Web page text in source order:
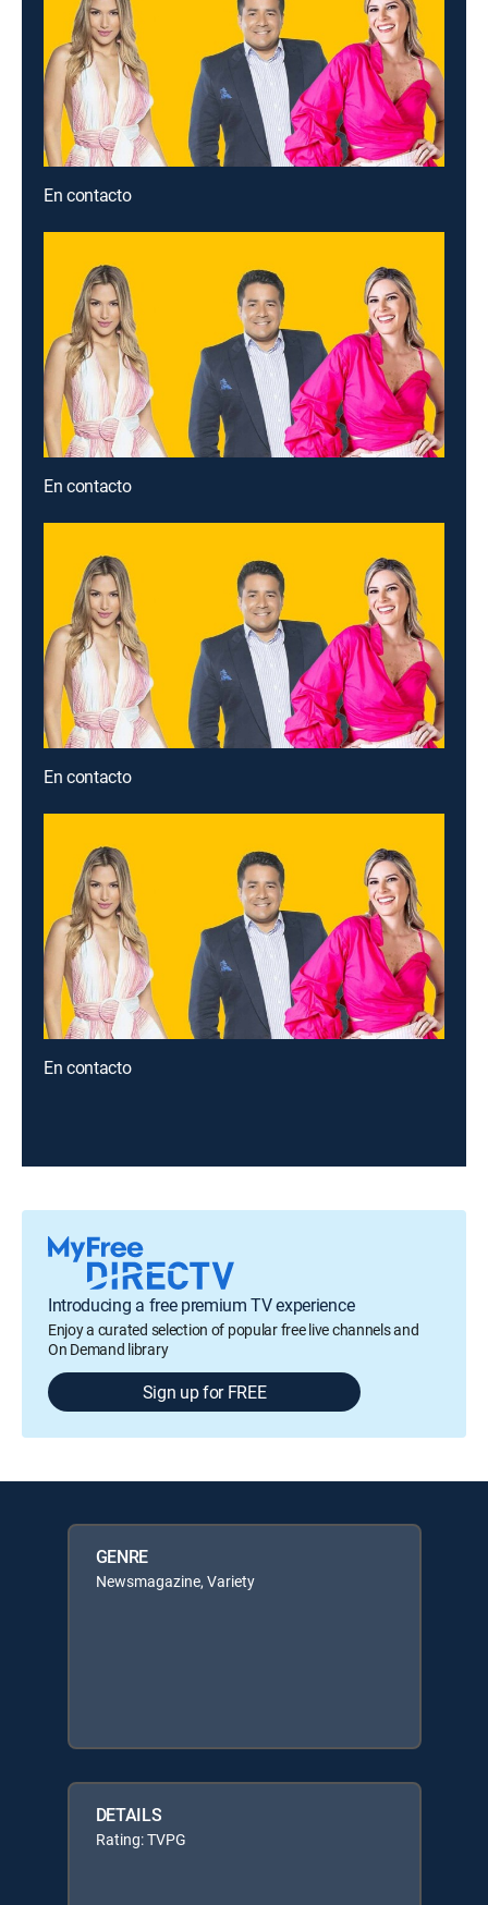
En contacto
En contacto
En contacto
En contacto
Introducing a free premium TV experience
Enjoy a curated selection of popular free live channels and
On Demand library
Sign up for FREE
GENRE
Newsmagazine, Variety
DETAILS
Rating: TVPG